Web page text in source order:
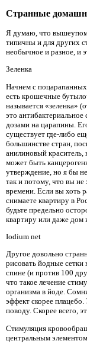
Странные
Я думаю, что
типичны и для других
необычное и разное, и
Зеленка
Начнем с
есть крошечные
называется «зеленка»
это
дозами на царапины.
существует где-либо
большинстве стран,
анилиновый краситель,
может быть
утверждение, но я бы не
так и потому, что вы не
времени. Если вы хоть
снимаете квартиру в
будьте предельно
квартиру или даже дом
Iodium net
Другое довольно
рисовать йодные
спине (и против 100
что такое лечение
организма в йоде.
эффект скорее
поводу. Скорее всего,
Стимуляция
центральным